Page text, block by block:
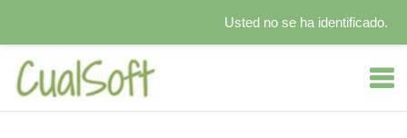
Usted no se ha identificado.